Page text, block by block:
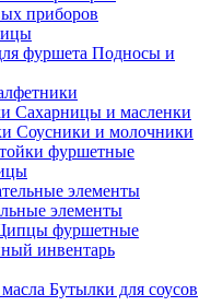
приборов
Подносы и
Сахарницы и масленки
Соусники и молочники
фуршетные
элементы
фуршетные
инвентарь
Бутылки для соусов